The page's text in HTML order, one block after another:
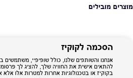
מוצרים מובילים
הסכמה לקוקיז
אנחנו והשותפים שלנו, כולל שופיפיי, משתמשים
להתאים אישית את החוויה שלך, להציג לך
בקוקיז או בטכנולוגיות אחרות למטרות אלו